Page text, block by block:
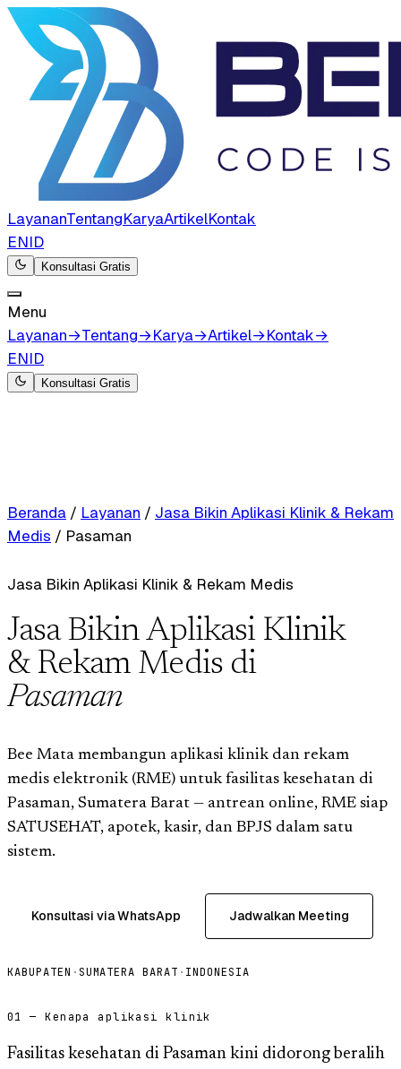
LayananTentangKaryaArtikelKontak
ENID
Konsultasi Gratis
Menu
Layanan→Tentang→Karya→Artikel→Kontak→
ENID
Konsultasi Gratis
Beranda / Layanan / Jasa Bikin Aplikasi Klinik & Rekam
Medis / Pasaman
Jasa Bikin Aplikasi Klinik & Rekam Medis
Jasa Bikin Aplikasi Klinik
& Rekam Medis di
Pasaman
Bee Mata membangun aplikasi klinik dan rekam
medis elektronik (RME) untuk fasilitas kesehatan di
Pasaman, Sumatera Barat — antrean online, RME siap
SATUSEHAT, apotek, kasir, dan BPJS dalam satu
sistem.
Konsultasi via WhatsApp Jadwalkan Meeting
KABUPATEN · SUMATERA BARAT · INDONESIA
01 — Kenapa aplikasi klinik
Fasilitas kesehatan di Pasaman kini didorong beralih